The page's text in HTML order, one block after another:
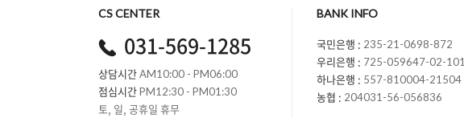
CS CENTER
031-569-1285
상담시간AM10:00 - PM06:00
점심시간PM12:30 - PM01:30
토, 일, 공휴일 휴무
BANK INFO
국민은행 : 235-21-0698-872
우리은행 : 725-059647-02-101
하나은행 : 557-810004-21504
농협 : 204031-56-056836